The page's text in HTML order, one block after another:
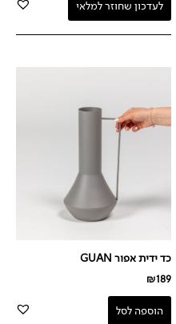
לעדכון שחוזר למלאי
כד ידית אפור GUAN
₪189
הוספה לסל